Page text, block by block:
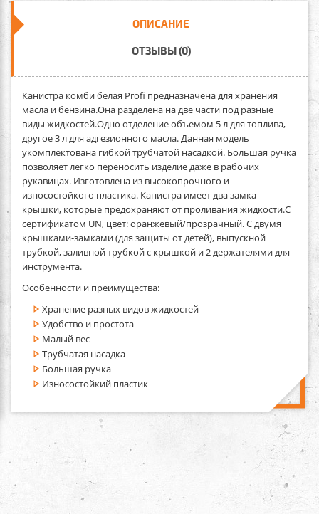
ОПИСАНИЕ
ОТЗЫВЫ (0)
Канистра комби белая Profi предназначена для хранения
масла и бензина.Она разделена на две части под разные
виды жидкостей.Одно отделение объемом 5 л для топлива,
другое 3 л для адгезионного масла. Данная модель
укомплектована гибкой трубчатой насадкой. Большая ручка
позволяет легко переносить изделие даже в рабочих
рукавицах. Изготовлена из высокопрочного и
износостойкого пластика. Канистра имеет два замка-
крышки, которые предохраняют от проливания жидкости.С
сертификатом UN, цвет: оранжевый/прозрачный. С двумя
крышками-замками (для защиты от детей), выпускной
трубкой, заливной трубкой с крышкой и 2 держателями для
инструмента.
Особенности и преимущества:
Хранение разных видов жидкостей
Удобство и простота
Малый вес
Трубчатая насадка
Большая ручка
Износостойкий пластик